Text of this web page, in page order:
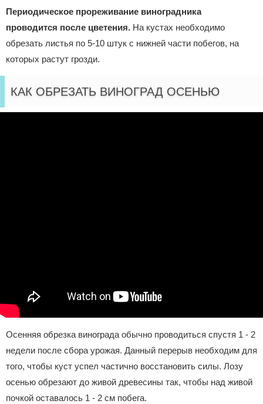
Периодическое прореживание виноградника
проводится после цветения. На кустах необходимо
обрезать листья по 5-10 штук с нижней части побегов, на
которых растут грозди.
КАК ОБРЕЗАТЬ ВИНОГРАД ОСЕНЬЮ
Осенняя обрезка винограда обычно проводиться спустя 1 - 2
недели после сбора урожая. Данный перерыв необходим для
того, чтобы куст успел частично восстановить силы. Лозу
осенью обрезают до живой древесины так, чтобы над живой
почкой оставалось 1 - 2 см побега.